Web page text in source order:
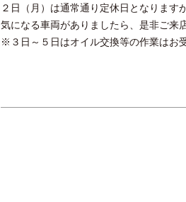
２日（月）は通常通り定休日となります
気になる車両がありましたら、是非ご来
※３日～５日はオイル交換等の作業はお